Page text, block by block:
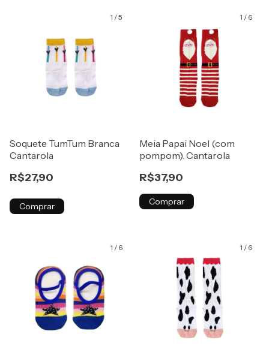
1 /5
Soquete TumTum Branca
Cantarola
R$27,90
Comprar
1 / 6
Meia Papai Noel (com
pompom). Cantarola
R$37,90
Comprar
1 / 6 1 / 6